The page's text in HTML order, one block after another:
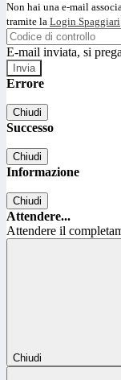
Non hai una e-mail
tramite la Login Spaggiari
E-mail inviata, si
Errore
Chiudi
Successo
Chiudi
Informazione
Chiudi
Attendere...
Attendere il
Chiudi